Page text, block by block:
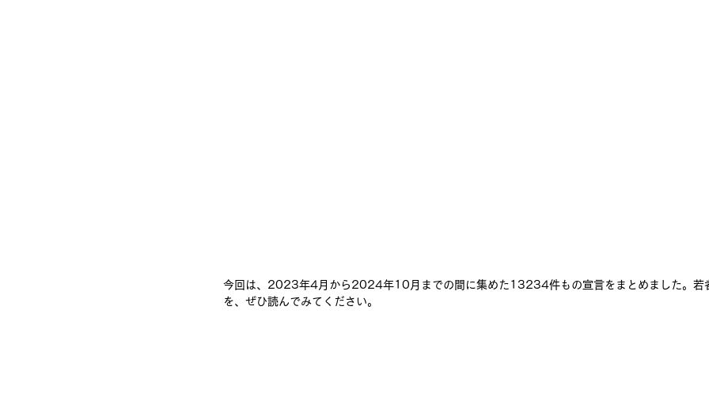
今回は、2023年4月から2024年10月までの間に集めた13234件もの宣言をまとめました。若
を、ぜひ読んでみてください。